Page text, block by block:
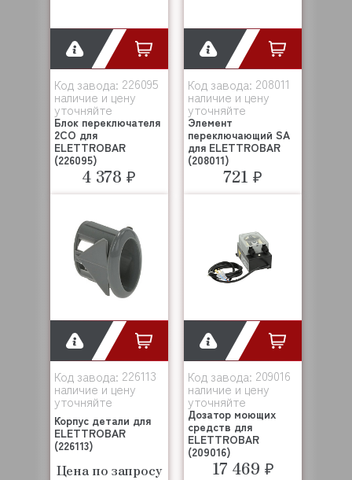
Код завода: 226095
наличие и цену
уточняйте
Блок переключателя
2CO для
ELETTROBAR
(226095)
4 378 ₽
Код завода: 208011
наличие и цену
уточняйте
Элемент
переключающий SA
для ELETTROBAR
(208011)
721 ₽
Код завода: 226113
наличие и цену
уточняйте
Корпус детали для
ELETTROBAR
(226113)
Цена по запросу
Код завода: 209016
наличие и цену
уточняйте
Дозатор моющих
средств для
ELETTROBAR
(209016)
17 469 ₽